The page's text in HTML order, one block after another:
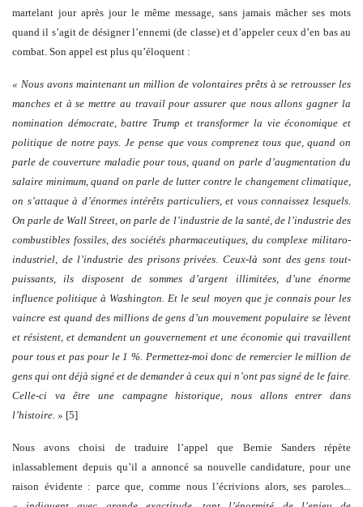
martelant jour après jour le même message, sans jamais mâcher ses mots
quand il s’agit de désigner l’ennemi (de classe) et d’appeler ceux d’en bas au
combat. Son appel est plus qu’éloquent :
« Nous avons maintenant un million de volontaires prêts à se retrousser les
manches et à se mettre au travail pour assurer que nous allons gagner la
nomination démocrate, battre Trump et transformer la vie économique et
politique de notre pays. Je pense que vous comprenez tous que, quand on
parle de couverture maladie pour tous, quand on parle d’augmentation du
salaire minimum, quand on parle de lutter contre le changement climatique,
on s’attaque à d’énormes intérêts particuliers, et vous connaissez lesquels.
On parle de Wall Street, on parle de l’industrie de la santé, de l’industrie des
combustibles fossiles, des sociétés pharmaceutiques, du complexe militaro-
industriel, de l’industrie des prisons privées. Ceux-là sont des gens tout-
puissants, ils disposent de sommes d’argent illimitées, d’une énorme
influence politique à Washington. Et le seul moyen que je connais pour les
vaincre est quand des millions de gens d’un mouvement populaire se lèvent
et résistent, et demandent un gouvernement et une économie qui travaillent
pour tous et pas pour le 1 %. Permettez-moi donc de remercier le million de
gens qui ont déjà signé et de demander à ceux qui n’ont pas signé de le faire.
Celle-ci va être une campagne historique, nous allons entrer dans
l’histoire. » [5]
Nous avons choisi de traduire l’appel que Bernie Sanders répète
inlassablement depuis qu’il a annoncé sa nouvelle candidature, pour une
raison évidente : parce que, comme nous l’écrivions alors, ses paroles...